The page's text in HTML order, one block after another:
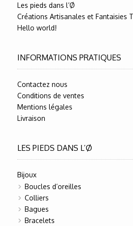
Les pieds dans l’Ø
Créations Artisanales et Fantaisies
Hello world!
INFORMATIONS PRATIQUES
Contactez nous
Conditions de ventes
Mentions légales
Livraison
LES PIEDS DANS L’Ø
Bijoux
Boucles d’oreilles
Colliers
Bagues
Bracelets